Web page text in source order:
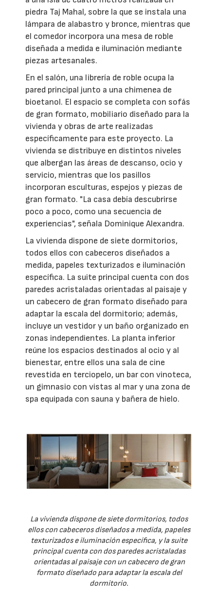
piedra Taj Mahal, sobre la que se instala una
lámpara de alabastro y bronce, mientras que
el comedor incorpora una mesa de roble
diseñada a medida e iluminación mediante
piezas artesanales.
En el salón, una librería de roble ocupa la
pared principal junto a una chimenea de
bioetanol. El espacio se completa con sofás
de gran formato, mobiliario diseñado para la
vivienda y obras de arte realizadas
específicamente para este proyecto. La
vivienda se distribuye en distintos niveles
que albergan las áreas de descanso, ocio y
servicio, mientras que los pasillos
incorporan esculturas, espejos y piezas de
gran formato. "La casa debía descubrirse
poco a poco, como una secuencia de
experiencias", señala Dominique Alexandra.
La vivienda dispone de siete dormitorios,
todos ellos con cabeceros diseñados a
medida, papeles texturizados e iluminación
específica. La suite principal cuenta con dos
paredes acristaladas orientadas al paisaje y
un cabecero de gran formato diseñado para
adaptar la escala del dormitorio; además,
incluye un vestidor y un baño organizado en
zonas independientes. La planta inferior
reúne los espacios destinados al ocio y al
bienestar, entre ellos una sala de cine
revestida en terciopelo, un bar con vinoteca,
un gimnasio con vistas al mar y una zona de
spa equipada con sauna y bañera de hielo.
La vivienda dispone de siete dormitorios, todos
ellos con cabeceros diseñados a medida, papeles
texturizados e iluminación específica, y la suite
principal cuenta con dos paredes acristaladas
orientadas al paisaje con un cabecero de gran
formato diseñado para adaptar la escala del
dormitorio.